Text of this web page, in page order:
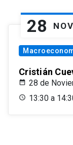
28 NOV
Cristián
28 de
13:30 a